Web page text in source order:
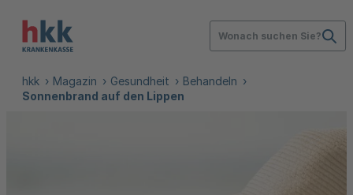
Wonach suchen Sie?
hkk Magazin Gesundheit
Behandeln
Sonnenbrand auf den Lippen